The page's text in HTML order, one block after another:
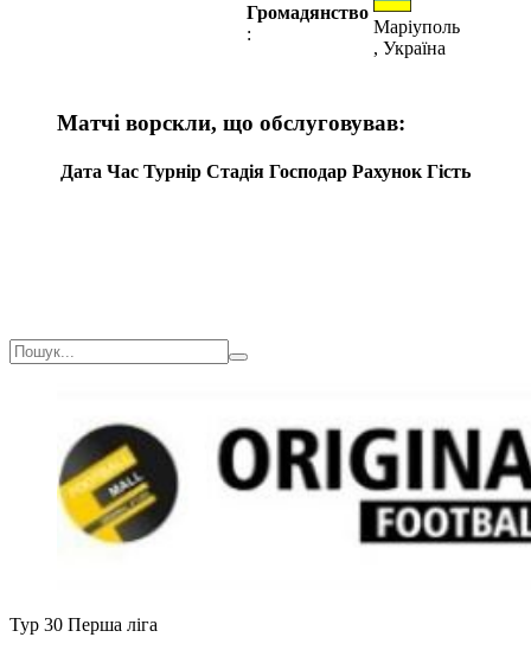
Громадянство
:
Маріуполь
, Україна
Матчі ворскли, що обслуговував:
Дата Час Турнір Стадія Господар Рахунок Гість
Тур 30 Перша ліга